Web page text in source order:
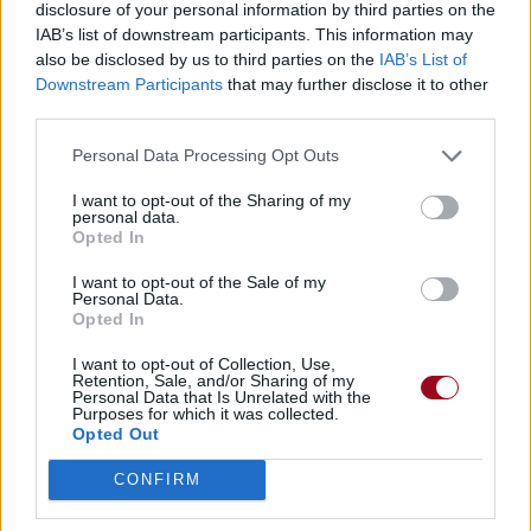
disclosure of your personal information by third parties on the
IAB’s list of downstream participants. This information may
also be disclosed by us to third parties on the IAB’s List of
Downstream Participants that may further disclose it to other
Personal Data Processing Opt Outs
I want to opt-out of the Sharing of my
personal data.
Opted In
I want to opt-out of the Sale of my
Personal Data.
Opted In
I want to opt-out of Collection, Use,
Retention, Sale, and/or Sharing of my
Personal Data that Is Unrelated with the
Purposes for which it was collected.
Opted Out
CONFIRM